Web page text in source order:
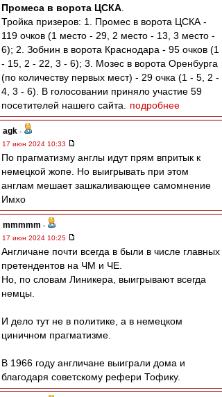
Промеса в ворота ЦСКА
Тройка призеров: 1. Промес в ворота ЦСКА -
119 очков (1 место - 29, 2 место - 13, 3 место -
6); 2. Зобнин в ворота Краснодара - 95 очков (1
- 15, 2 - 22, 3 - 6); 3. Мозес в ворота Оренбурга
(по количеству первых мест) - 29 очка (1 - 5, 2 -
4, 3 - 6). В голосовании приняло участие 59
посетителей нашего сайта.
подробнее
agk -
17 июн 2024 10:33
По прагматизму англы идут прям впритык к
немецкой жопе. Но выигрывать при этом
англам мешает зашкаливающее самомнение
Имхо
mmmmm -
17 июн 2024 10:25
Англичане почти всегда в были в числе главных
претендентов на ЧМ и ЧЕ.
Но, по словам Линикера, выигрывают всегда
немцы.
И дело тут не в политике, а в немецком
циничном прагматизме.
В 1966 году англичане выиграли дома и
благодаря советскому рефери Тофику.